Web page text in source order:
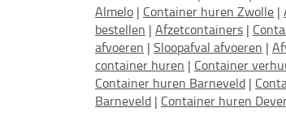
Almelo | Container huren Zwolle |
bestellen | Afzetcontainers |
afvoeren | Sloopafval afvoeren |
container huren | Container
Container huren Barneveld |
Barneveld | Container huren